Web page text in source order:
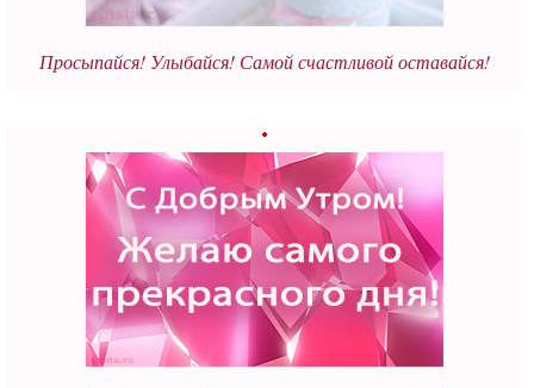
Просыпайся! Улыбайся! Самой счастливой оставайся!